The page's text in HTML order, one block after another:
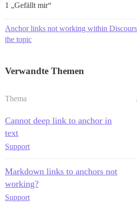
1 „Gefällt mir“
Anchor links not working within
the topic
Verwandte Themen
Thema
Cannot deep link to anchor in
text
Support
Markdown links to anchors not
working?
Support